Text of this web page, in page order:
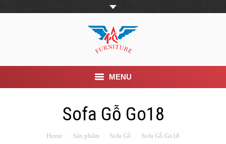
MENU
Trang Chủ
Sofa Gỗ Go18
Home Sản phẩm Sofa Gỗ Sofa Gỗ Go18